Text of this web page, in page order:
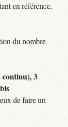
en référence,
du nombre
continu),3
de faire un